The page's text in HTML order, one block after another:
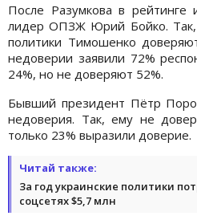
После Разумкова в
лидер ОПЗЖ Юрий Бойко. Так,
политики Тимошенко
недоверии заявили 72%
24%, но не доверяют 52%.
Бывший президент Пётр
недоверия. Так, ему не
только 23% выразили доверие.
Читай также:
За год украинские политики
соцсетях $5,7 млн